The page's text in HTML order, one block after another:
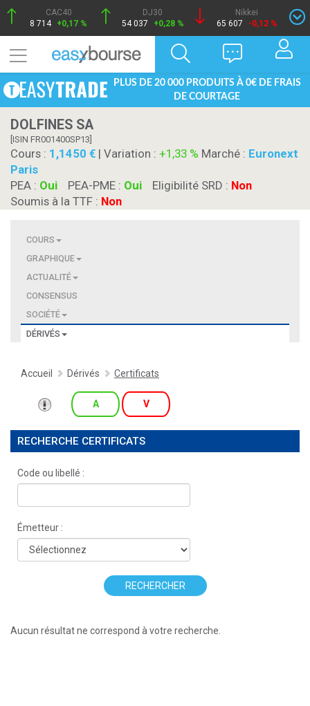
CAC40
8 714 +0,17 %
DJ30
54 037
+0,28 %
Nikkei
65 607
-0,12 %
PLUS DE 20 000 PRODUITS À 0€ DE FRAIS
DE COURTAGE
DOLFINES SA
[ISIN FR001400SP13]
Cours : 1,1450 | Variation : +1,33 % Marché : Euronext
Paris
PEA : Oui PEA-PME : Oui Eligibilité SRD : Non
Soumis à la TTF : Non
COURS
GRAPHIQUE
ACTUALITÉ
CONSENSUS
SOCIÉTÉ
DÉRIVÉS
Accueil Dérivés Certificats
A V
RECHERCHE CERTIFICATS
Code ou libellé :
Émetteur :
RECHERCHER
Aucun résultat ne correspond à votre recherche.